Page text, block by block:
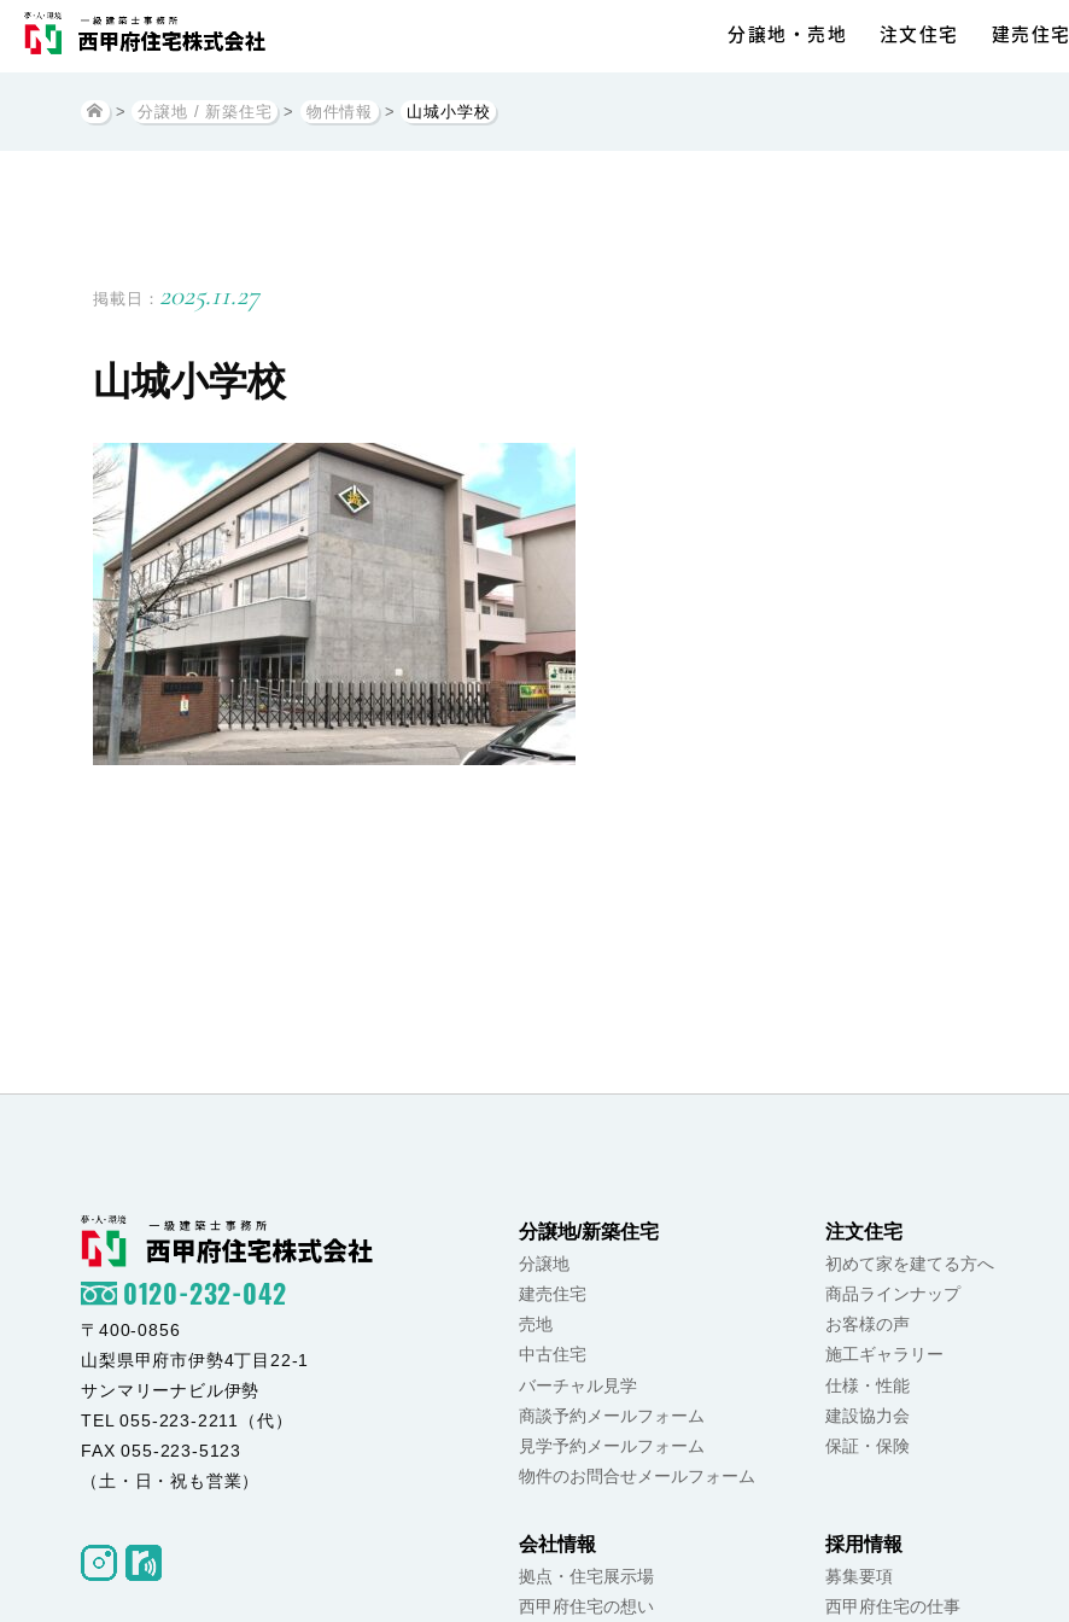
分譲地・売地 注文住宅 建売住宅
> 分譲地 / 新築住宅 > 物件情報 > 山城小学校
掲載日： 2025.11.27
山城小学校
分譲地/新築住宅
分譲地
建売住宅
売地
中古住宅
バーチャル見学
商談予約メールフォーム
見学予約メールフォーム
物件のお問合せメールフォーム
注文住宅
初めて家を建てる方へ
商品ラインナップ
お客様の声
施工ギャラリー
仕様・性能
建設協力会
保証・保険
会社情報
拠点・住宅展示場
西甲府住宅の想い
採用情報
募集要項
西甲府住宅の仕事
0120-232-042
〒400-0856
山梨県甲府市伊勢4丁目22-1
サンマリーナビル伊勢
TEL 055-223-2211（代）
FAX 055-223-5123
（土・日・祝も営業）